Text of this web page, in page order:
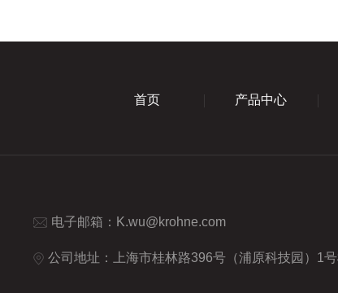
首页 产品中心
电子邮箱： K.wu@krohne.com
公司地址：上海市桂林路396号（浦原科技园）1